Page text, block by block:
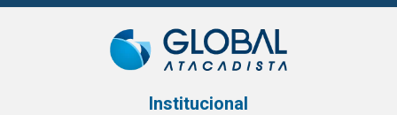
Institucional